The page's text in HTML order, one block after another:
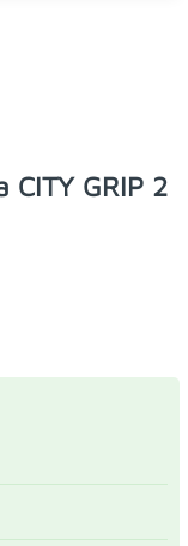
CITY GRIP 2